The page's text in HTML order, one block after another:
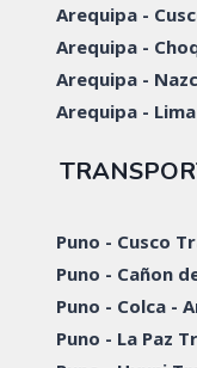
Arequipa -
Arequipa -
Arequipa -
Arequipa -
Puno - Cusco
Puno - Cañon
Puno - Colca -
Puno - La Paz